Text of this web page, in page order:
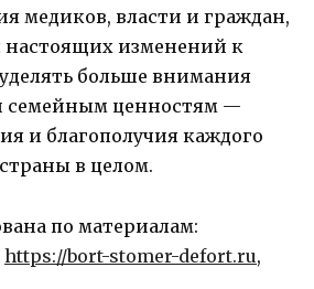
медиков, власти и граждан,
настоящих изменений к
больше внимания
семейным ценностям —
и благополучия каждого
в целом.
по материалам:
https://bort-stomer-defort.ru,